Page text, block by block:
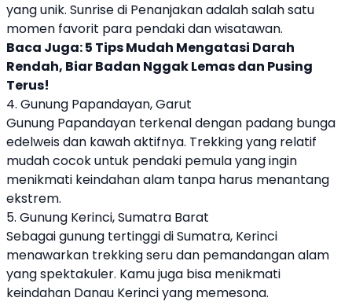
yang unik. Sunrise di Penanjakan adalah salah satu
momen favorit para pendaki dan wisatawan.
Baca Juga:5 Tips Mudah Mengatasi Darah
Rendah, Biar Badan Nggak Lemas dan Pusing
Terus!
4. Gunung Papandayan, Garut
Gunung Papandayan terkenal dengan padang bunga
edelweis dan kawah aktifnya. Trekking yang relatif
mudah cocok untuk pendaki pemula yang ingin
menikmati keindahan alam tanpa harus menantang
ekstrem.
5. Gunung Kerinci, Sumatra Barat
Sebagai gunung tertinggi di Sumatra, Kerinci
menawarkan trekking seru dan pemandangan alam
yang spektakuler. Kamu juga bisa menikmati
keindahan Danau Kerinci yang memesona.